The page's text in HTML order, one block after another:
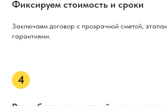
Фиксируем стоимость и сроки
Заключаем договор с прозрачной сметой,
гарантиями.